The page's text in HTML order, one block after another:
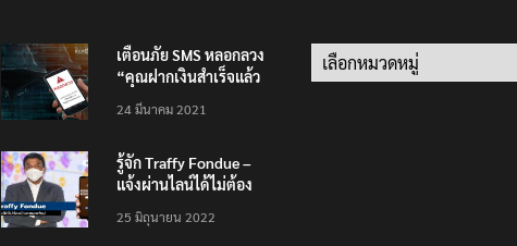
เตือนภัย SMS หลอกลวง
“คุณฝากเงินสำเร็จแล้ว
200,000 บาท”
24 มีนาคม 2021
รู้จัก Traffy Fondue –
แจ้งผ่านไลน์ได้ไม่ต้อง
ทั่วไทย ไม่ใช่แค่ในกรุง
25 มิถุนายน 2022
Categories